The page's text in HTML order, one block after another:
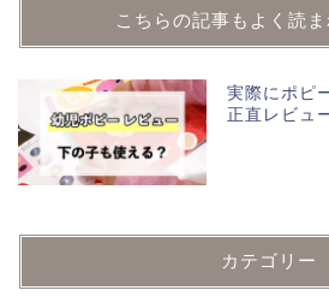
こちらの記事もよく読
実際にポピ
正直レビュ
カテゴリー